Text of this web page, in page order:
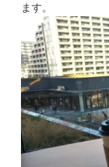
ます。